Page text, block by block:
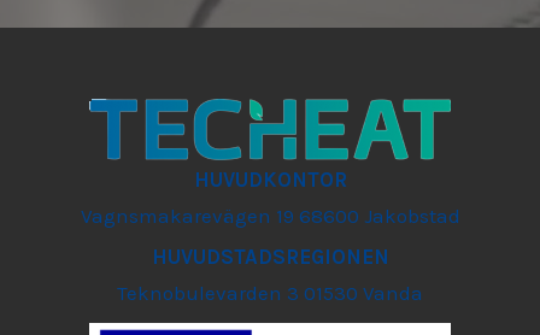
HUVUDKONTOR
Vagnsmakarevägen 19 68600 Jakobstad
HUVUDSTADSREGIONEN
Teknobulevarden 3 01530 Vanda